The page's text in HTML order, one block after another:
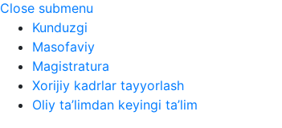
Close submenu
Kunduzgi
Masofaviy
Magistratura
Xorijiy kadrlar tayyorlash
Oliy ta’limdan keyingi ta’lim